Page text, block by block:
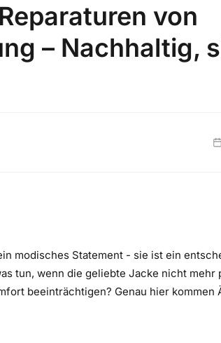
von
– Nachhaltig,
modisches Statement - sie ist ein
tun, wenn die geliebte Jacke nicht mehr
beeinträchtigen? Genau hier kommen